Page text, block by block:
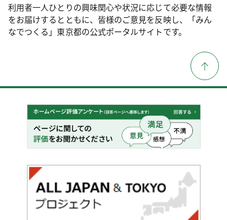
利用者一人ひとりの興味関心や状況に応じて必要な情報
をお届けするとともに、皆様のご意見を反映し、「みん
なでつくる」東京都の公式ポータルサイトです。